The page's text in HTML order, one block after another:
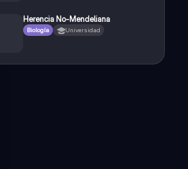
Herencia No-Mendeliana
Biología Universidad